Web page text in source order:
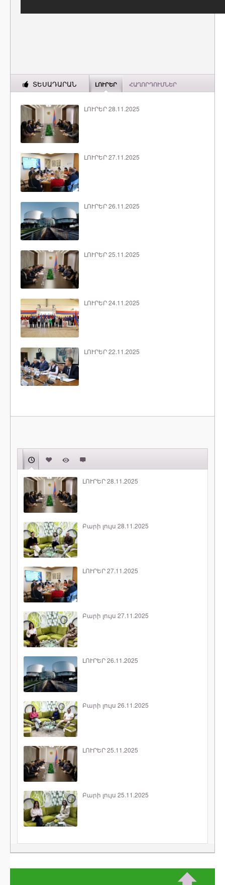
ՏԵՍԱԴԱՐԱՆ ԼՈՒՐԵՐ ՀԱՂՈՐԴՈՒՄՆԵՐ
ԼՈՒՐԵՐ 28.11.2025
ԼՈՒՐԵՐ 27.11.2025
ԼՈՒՐԵՐ 26.11.2025
ԼՈՒՐԵՐ 25.11.2025
ԼՈՒՐԵՐ 24.11.2025
ԼՈՒՐԵՐ 22.11.2025
ԼՈՒՐԵՐ 28.11.2025
Բարի լույս 28.11.2025
ԼՈՒՐԵՐ 27.11.2025
Բարի լույս 27.11.2025
ԼՈՒՐԵՐ 26.11.2025
Բարի լույս 26.11.2025
ԼՈՒՐԵՐ 25.11.2025
Բարի լույս 25.11.2025